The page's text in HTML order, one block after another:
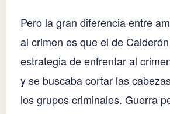
Pero la gran diferencia entre
al crimen es que el de
estrategia de enfrentar al
y se buscaba cortar las
los grupos criminales. Guerra